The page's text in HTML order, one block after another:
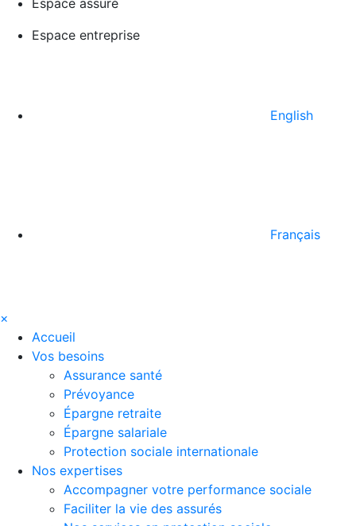
Espace assuré
Espace entreprise
English
Français
×
Accueil
Vos besoins
Assurance santé
Prévoyance
Épargne retraite
Épargne salariale
Protection sociale internationale
Nos expertises
Accompagner votre performance sociale
Faciliter la vie des assurés